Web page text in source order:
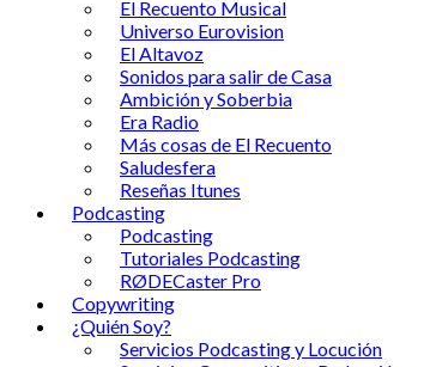
El Recuento Musical
Universo Eurovision
El Altavoz
Sonidos para salir de Casa
Ambición y Soberbia
Era Radio
Más cosas de El Recuento
Saludesfera
Reseñas Itunes
Podcasting
Podcasting
Tutoriales Podcasting
RØDECaster Pro
Copywriting
¿Quién Soy?
Servicios Podcasting y Locución